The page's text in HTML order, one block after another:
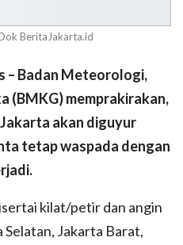
BeritaJakarta.id
– Badan Meteorologi,
(BMKG) memprakirakan,
akan diguyur
tetap waspada dengan
kilat/petir dan angin
Jakarta Barat,